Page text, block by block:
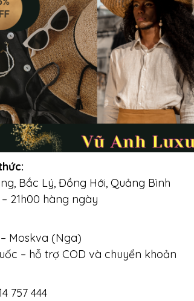
Bắc Lý, Đồng Hới, Quảng Bình
21h00 hàng ngày
Moskva (Nga)
– hỗ trợ COD và chuyển khoản
757 444